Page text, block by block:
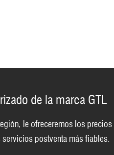
de la marca GTL
le ofreceremos los
postventa más fiables.